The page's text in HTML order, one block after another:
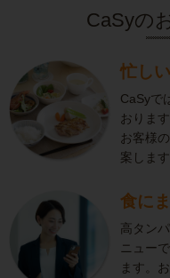
CaSyの
忙し
CaSyで
おりま
お客様
案します
食に
高タン
ニュー
ます。